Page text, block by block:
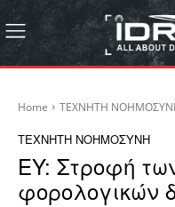
Home ΤΕΧΝΗΤΗ
ΤΕΧΝΗΤΗ ΝΟΗΜΟΣΥΝΗ
EY: Στροφή
φορολογικών